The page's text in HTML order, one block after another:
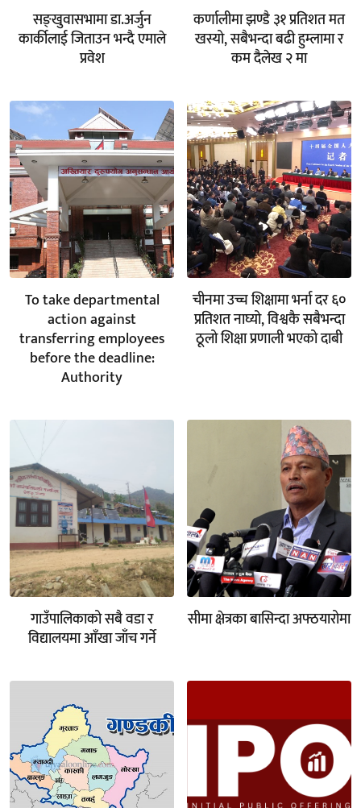
सङ्खुवासभामा डा.अर्जुन
कार्कीलाई जिताउन भन्दै एमाले
प्रवेश
कर्णालीमा झण्डै ३१ प्रतिशत मत
खस्यो, सबैभन्दा बढी हुम्लामा र
कम दैलेख २ मा
To take departmental
action against
transferring employees
before the deadline:
Authority
चीनमा उच्च शिक्षामा भर्ना दर ६०
प्रतिशत नाघ्यो, विश्वकै सबैभन्दा
ठूलो शिक्षा प्रणाली भएको दाबी
गाउँपालिकाको सबै वडा र
विद्यालयमा आँखा जाँच गर्ने
सीमा क्षेत्रका बासिन्दा अफ्ठयारोमा